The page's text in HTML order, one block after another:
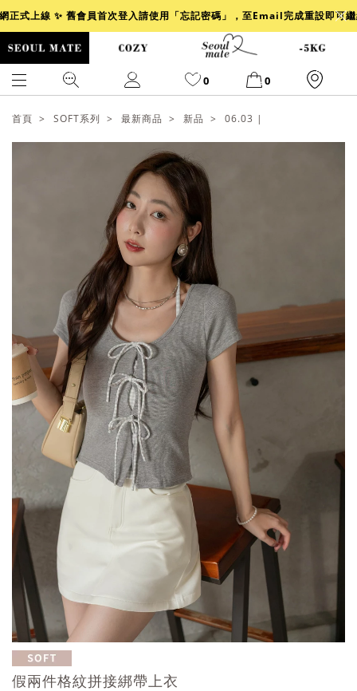
正式上線 ✨ 舊會員首次登入請使用「忘記密碼」，至Email完成重設即可
0 0
洋裝
透膚 小香
褲裙 牛仔裙
首頁 SOFT系列 最新商品 新品 06.03 |
假兩件格紋拼接綁帶上衣